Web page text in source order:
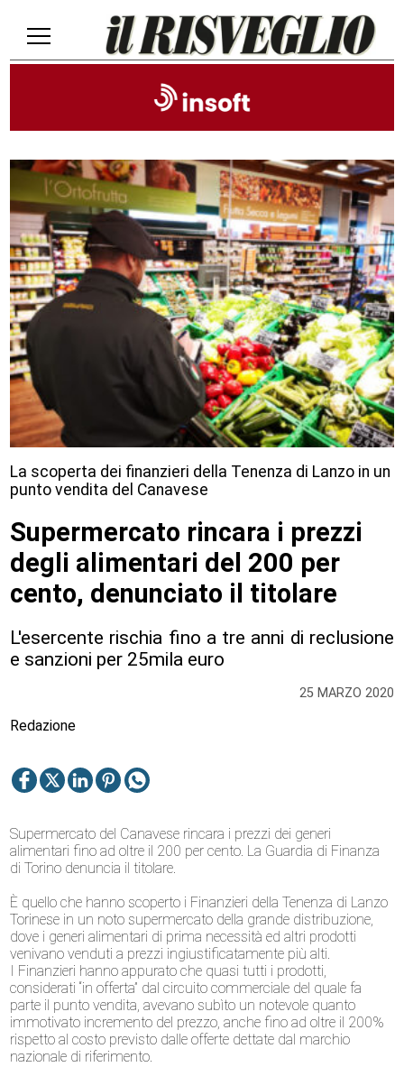
25 MARZO 2020
La scoperta dei finanzieri della Tenenza di Lanzo in un
punto vendita del Canavese
Supermercato rincara i prezzi
degli alimentari del 200 per
cento, denunciato il titolare
L'esercente rischia fino a tre anni di reclusione
e sanzioni per 25mila euro
Redazione
Supermercato del Canavese rincara i prezzi dei generi
alimentari fino ad oltre il 200 per cento. La Guardia di Finanza
di Torino denuncia il titolare.
È quello che hanno scoperto i Finanzieri della Tenenza di Lanzo
Torinese in un noto supermercato della grande distribuzione,
dove i generi alimentari di prima necessità ed altri prodotti
venivano venduti a prezzi ingiustificatamente più alti.
I Finanzieri hanno appurato che quasi tutti i prodotti,
considerati “in offerta” dal circuito commerciale del quale fa
parte il punto vendita, avevano subìto un notevole quanto
immotivato incremento del prezzo, anche fino ad oltre il 200%
rispetto al costo previsto dalle offerte dettate dal marchio
nazionale di riferimento.